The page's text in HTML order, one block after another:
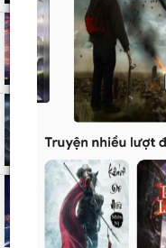
Thế
Cổ Hi
Hắc
Cổ Hi
Vĩnh
Cổ Hi